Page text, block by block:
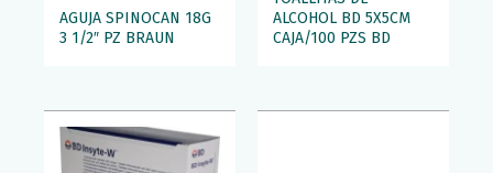
AGUJA SPINOCAN 18G
3 1/2″ PZ BRAUN
ALCOHOL BD 5X5CM
CAJA/100 PZS BD